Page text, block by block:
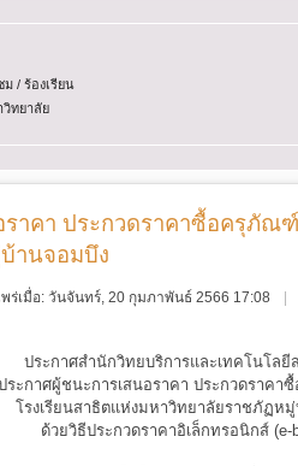
/ ร้องเรียน
ทยาลัย
าคา ประกวดราคาซื้อครุภัณ
านจอมบึง
พร่เมื่อ: วันจันทร์, 20 กุมภาพันธ์ 2566 17:08
ประกาศสำนักวิทยบริการและเทคโนโลยี
ระกาศผู้ชนะการเสนอราคา ประกวดราค
โรงเรียนสาธิตแห่งมหาวิทยาลัยราชภัฏห
ด้วยวิธีประกวดราคาอิเล็กทรอนิกส์ (e-